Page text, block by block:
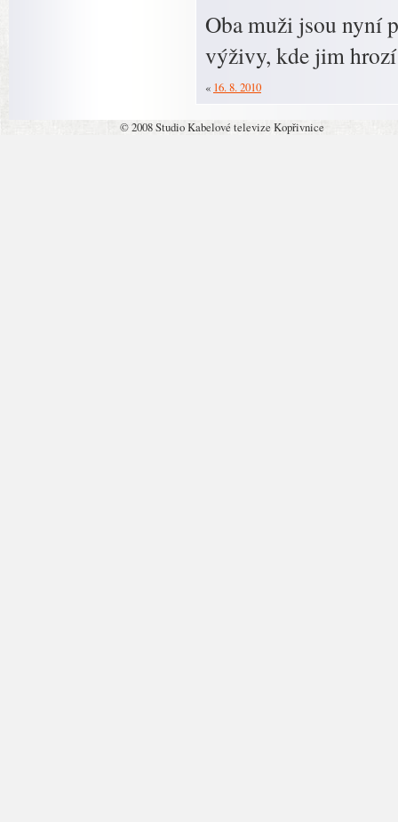
Oba muži jsou nyní
výživy, kde jim hrozí
« 16. 8. 2010
© 2008 Studio Kabelové televize Kopřivnice